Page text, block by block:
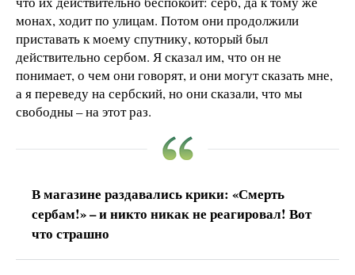
монах, ходит по улицам. Потом они продолжили
приставать к моему спутнику, который был
действительно сербом. Я сказал им, что он не
понимает, о чем они говорят, и они могут сказать мне,
а я переведу на сербский, но они сказали, что мы
свободны – на этот раз.
В магазине раздавались крики: «Смерть
сербам!» – и никто никак не реагировал! Вот
что страшно